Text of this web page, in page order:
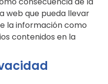
web que pueda llevar
la información como
contenidos en la